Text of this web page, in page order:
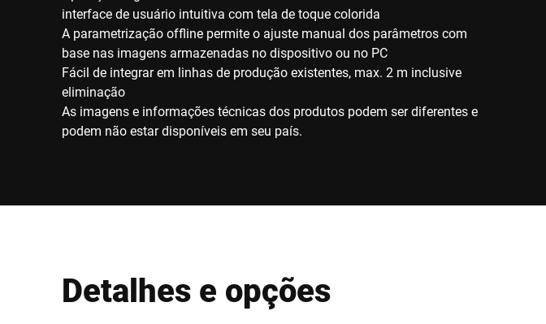
interface de usuário intuitiva com tela de toque colorida
A parametrização offline permite o ajuste manual dos parâmetros com
base nas imagens armazenadas no dispositivo ou no PC
Fácil de integrar em linhas de produção existentes, max. 2 m inclusive
eliminação
As imagens e informações técnicas dos produtos podem ser diferentes e
podem não estar disponíveis em seu país.
Detalhes e opções